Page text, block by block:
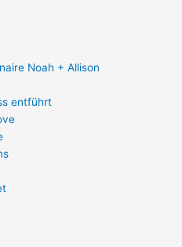
Noah + Allison
entführt